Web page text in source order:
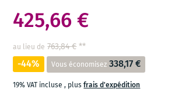
425,66 €
au lieu de 763,84 €**
-44% Vous économisez 338,17 €
19% VAT incluse, plusfrais d'expédition